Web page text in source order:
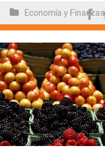
Economía y Finanzas